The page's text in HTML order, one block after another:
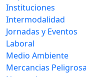
Instituciones
Intermodalidad
Jornadas y Eventos
Laboral
Medio Ambiente
Mercancias